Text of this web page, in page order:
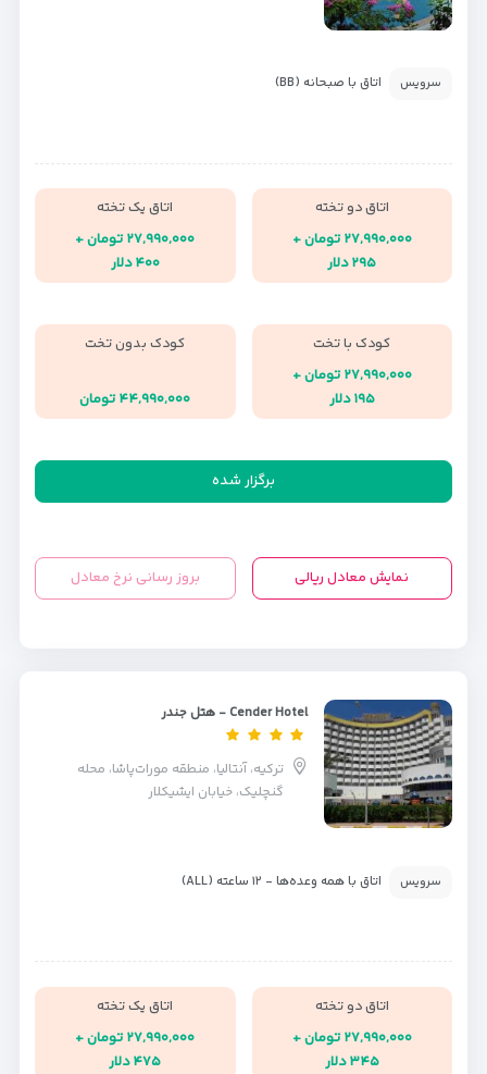
سرویس اتاق با صبحانه (BB)
اتاق دو تخته
۲۷,۹۹۰,۰۰۰ تومان +
۲۹۵ دلار
اتاق یک تخته
۲۷,۹۹۰,۰۰۰ تومان +
۴۰۰ دلار
کودک با تخت
۲۷,۹۹۰,۰۰۰ تومان +
۱۹۵ دلار
کودک بدون تخت
۴۴,۹۹۰,۰۰۰ تومان
برگزار شده
نمایش معادل ریالی بروز رسانی نرخ معادل
Cender Hotel - هتل جندر
ترکیه، آنتالیا، منطقه مورات‌پاشا، محله
گنچلیک، خیابان ایشیکلار
سرویس اتاق با همه وعده‌ها - ۱۲ ساعته (ALL)
اتاق دو تخته
۲۷,۹۹۰,۰۰۰ تومان +
۳۴۵ دلار
اتاق یک تخته
۲۷,۹۹۰,۰۰۰ تومان +
۴۷۵ دلار